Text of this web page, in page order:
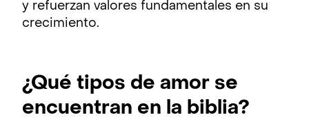
y refuerzan valores fundamentales en su
crecimiento.
¿Qué tipos de amor se
encuentran en la biblia?